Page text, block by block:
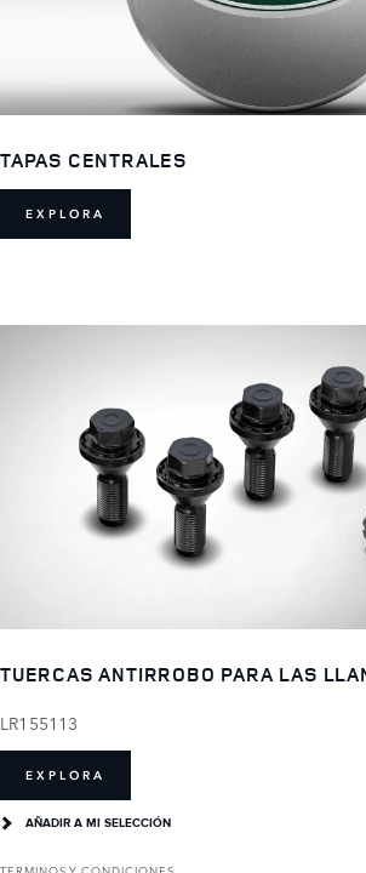
TAPAS CENTRALES
EXPLORA
TUERCAS ANTIRROBO PARA LAS
LR155113
EXPLORA
AÑADIR A MI SELECCIÓN